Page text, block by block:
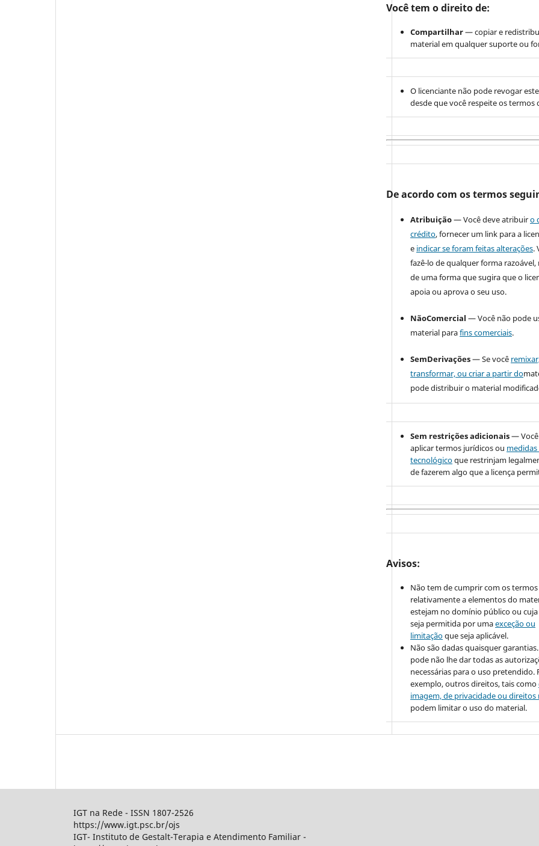
Você tem o direito de:
Compartilhar— copiar e
material em qualquer suporte ou
O licenciante não pode revogar
desde que você respeite os termos
De acordo com os termos
Atribuição— Você deve atribuiro
crédito, fornecer um link para a
e indicar se foram feitas alterações.
fazê-lo de qualquer forma razoável,
de uma forma que sugira que o
apoia ou aprova o seu uso.
NãoComercial — Você não pode
material parafins comerciais.
SemDerivações— Se você
transformar, ou criar a partir do
pode distribuir o material
Sem restrições adicionais—
aplicar termos jurídicos ou
tecnológicoque restrinjam
de fazerem algo que a licença
Avisos:
Não tem de cumprir com os termos
relativamente a elementos do
estejam no domínio público ou
seja permitida por umaexceção ou
limitaçãoque seja aplicável.
Não são dadas quaisquer
pode não lhe dar todas as
necessárias para o uso pretendido.
exemplo, outros direitos, tais como
imagem, de privacidade ou direitos
podem limitar o uso do material.
IGT na Rede - ISSN 1807-2526
https://www.igt.psc.br/ojs
IGT- Instituto de Gestalt-Terapia e Atendimento Familiar -